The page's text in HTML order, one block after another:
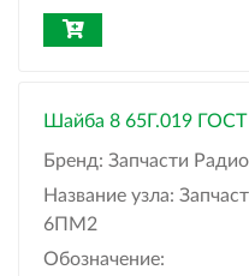
Шайба 8 65Г.019
Бренд: Запчасти
Название узла:
6ПМ2
Обозначение: